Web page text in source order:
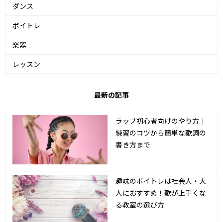
ダンス
ボイトレ
楽器
レッスン
最新の記事
ラップ初心者向けのやり方｜
練習のコツから簡単な歌詞の
書き方まで
趣味のボイトレは社会人・大
人におすすめ！歌が上手くな
る教室の選び方